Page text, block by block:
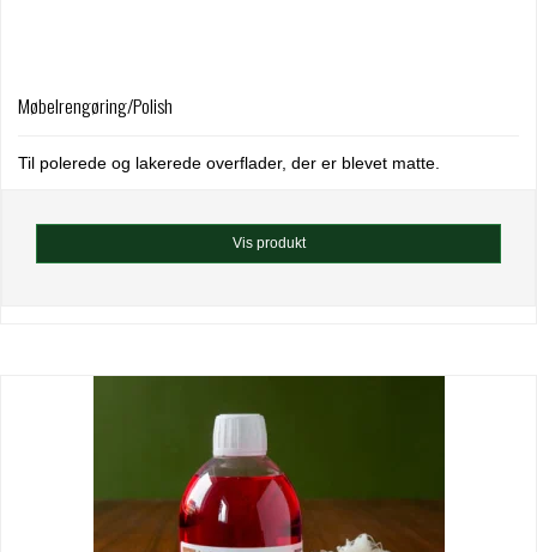
Møbelrengøring/Polish
Til polerede og lakerede overflader, der er blevet matte.
Vis produkt